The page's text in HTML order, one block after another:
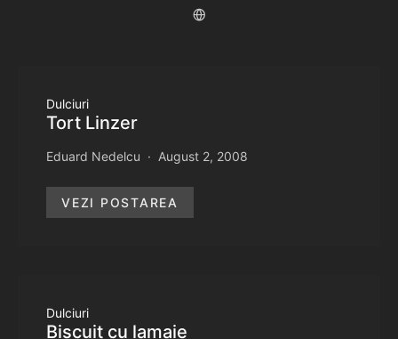
Dulciuri
Tort Linzer
Eduard Nedelcu August 2, 2008
VEZI POSTAREA
Dulciuri
Biscuit cu lamaie